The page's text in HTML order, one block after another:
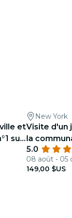
et
sur
New York
Visite d'un
la
York
5.0
08 août - 05
149,00 $US